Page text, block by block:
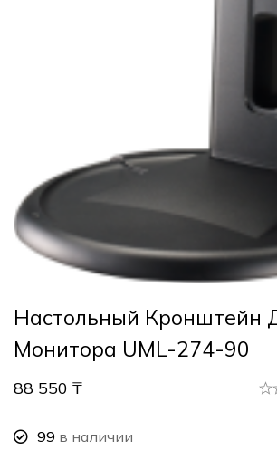
Настольный Кронштейн
Монитора UML-274-90
88 550 ₸
99 в наличии